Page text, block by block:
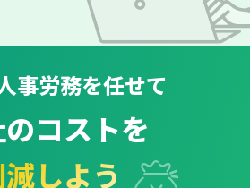
事労務を任せて
コストを
しよう